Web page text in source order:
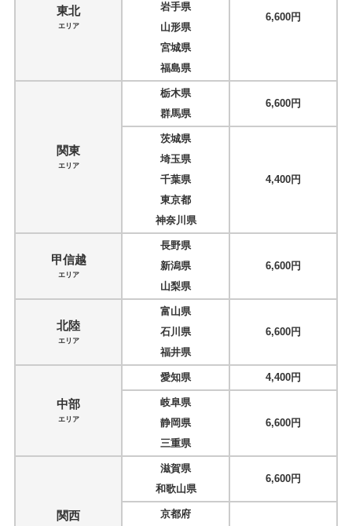
東北
エリア
岩手県
山形県
宮城県
福島県
6,600円
関東
エリア
栃木県
群馬県
6,600円
茨城県
埼玉県
千葉県
東京都
神奈川県
4,400円
甲信越
エリア
長野県
新潟県
山梨県
6,600円
北陸
エリア
富山県
石川県
福井県
6,600円
中部
エリア
愛知県 4,400円
岐阜県
静岡県
三重県
6,600円
関西
滋賀県
和歌山県
6,600円
京都府